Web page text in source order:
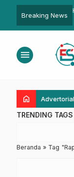
Breaking News
Pendek HUT Ke-80
RI, Para Pemenang
menu
home Advertorial
TRENDING TAGS
Beranda » Tag